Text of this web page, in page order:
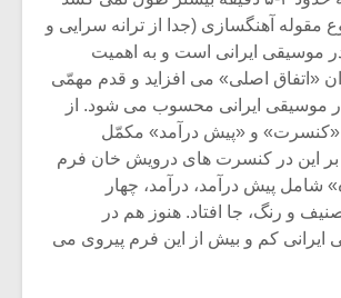
مقوله آهنگسازی (جدا از ترانه سرایی و
موسیقی ایرانی است و به اهمیت
«اتفاق اصلی» می افزاید و قدم مهمّی
موسیقی ایرانی محسوب می شود. از
«کنسرت» و «پیش درآمد» مکمّل
بر این در کنسرت های درویش خان فرم
شامل پیش درآمد، درآمد، چهار
و رنگ، جا افتاد. هنوز هم در
کم و بیش از این فرم پیروی می
میکلوش روژا